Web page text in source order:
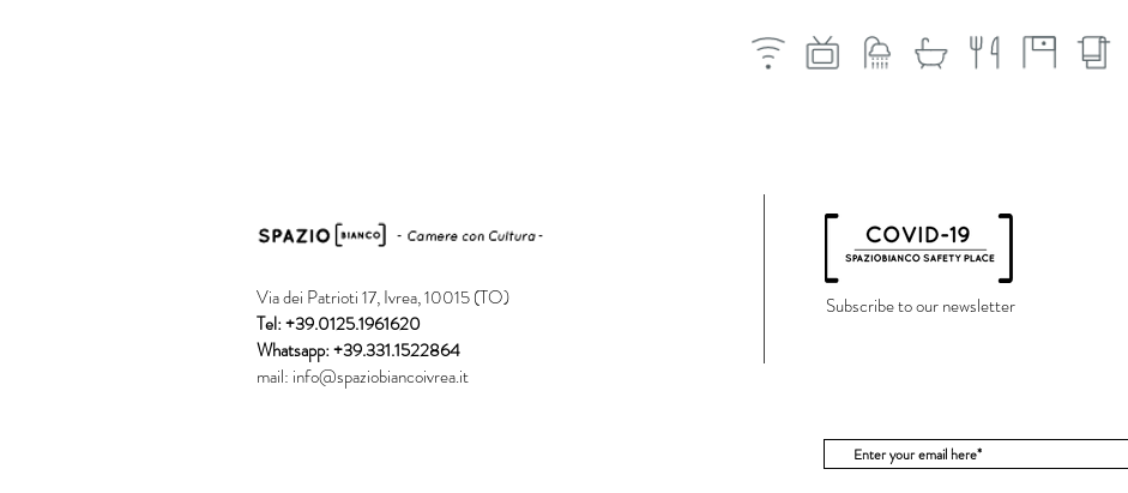
Via dei Patrioti 17, Ivrea, 10015 (TO)
Tel: +39.0125.1961620
Whatsapp: +39.331.1522864
mail: info@spaziobiancoivrea.it
Subscribe to our newsletter